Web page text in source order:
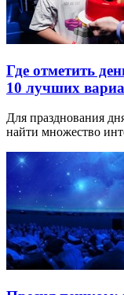
Где отметить
10 лучших
Для празднования
найти множество